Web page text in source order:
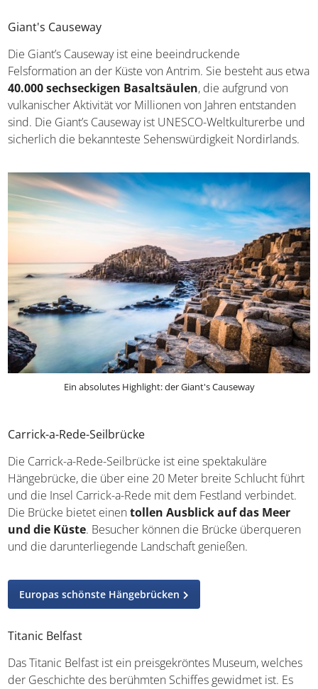
Museum sowie das alte Dunluce Castle ansehen.
Giant's Causeway
Die Giant’s Causeway ist eine beeindruckende
Felsformation an der Küste von Antrim. Sie besteht aus
etwa40.000 sechseckigen Basaltsäulen, die aufgrund
entstanden sind. Die Giant’s Causeway ist UNESCO-
Weltkulturerbe und sicherlich die bekannteste
Sehenswürdigkeit Nordirlands.
Carrick-a-Rede-Seilbrücke
Die Carrick-a-Rede-Seilbrücke ist eine spektakuläre
Hängebrücke, die über eine 20 Meter breite Schlucht
führt und die Insel Carrick-a-Rede mit dem Festland
das Meer und die Küste
. Besucher können die Brücke
überqueren und die darunterliegende Landschaft
Europas schönste Hängebrücken